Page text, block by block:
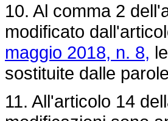
10. Al comma 2
modificato
maggio 2018, n. 8,
sostituite dalle
11. All'articolo 14